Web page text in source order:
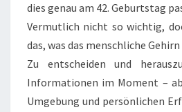
dies genau am 42. Geburtstag
Vermutlich nicht so wichtig,
das, was das menschliche
Zu entscheiden und
Informationen im Moment –
Umgebung und persönlichen